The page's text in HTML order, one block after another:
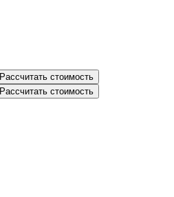
Рассчитать стоимость
Рассчитать стоимость